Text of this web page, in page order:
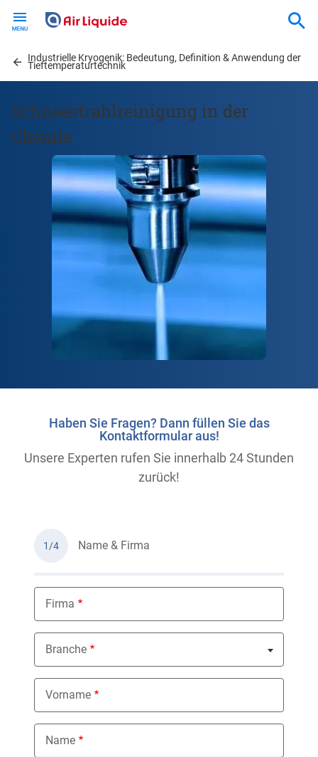
content
Industrielle Kryogenik: Bedeutung, Definition & Anwendung der
Tieftemperaturtechnik
Schneestrahlreinigung in der
Chemie
Haben Sie Fragen? Dann füllen Sie das
Kontaktformular aus!
Unsere Experten rufen Sie innerhalb 24 Stunden
zurück!
1/4 Name & Firma
Firma
Branche
Nothing selected
Vorname
Name